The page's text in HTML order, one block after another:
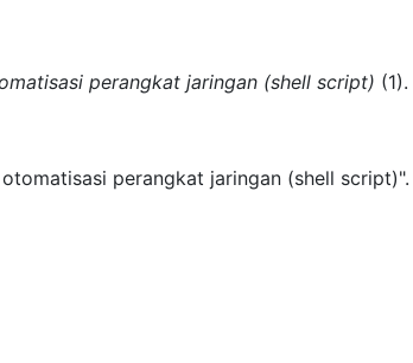
perangkat jaringan (shell script) (1).
perangkat jaringan (shell script)".